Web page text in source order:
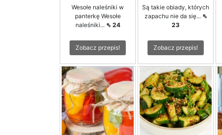
Wesołe naleśniki w
panterkę Wesołe
naleśniki... ⇖ 24
Zobacz przepis!
Są takie obiady, których
zapachu nie da się... ⇖
23
Zobacz przepis!